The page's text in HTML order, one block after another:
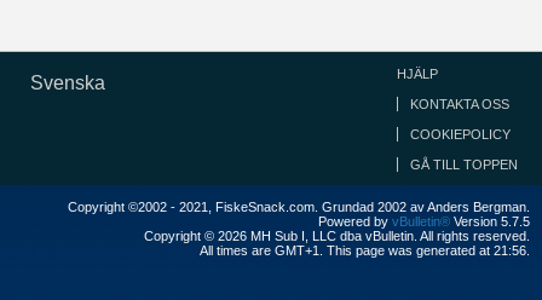
Svenska HJÄLP
KONTAKTA OSS
COOKIEPOLICY
GÅ TILL TOPPEN
Copyright ©2002 - 2021, FiskeSnack.com. Grundad 2002 av Anders Bergman.
Powered by vBulletin® Version 5.7.5
Copyright © 2026 MH Sub I, LLC dba vBulletin. All rights reserved.
All times are GMT+1. This page was generated at 21:56.